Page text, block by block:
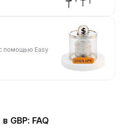
помощью Easy
GBP: FAQ